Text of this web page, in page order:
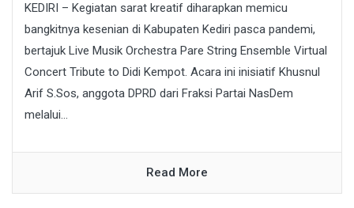
KEDIRI – Kegiatan sarat kreatif diharapkan memicu
bangkitnya kesenian di Kabupaten Kediri pasca pandemi,
bertajuk Live Musik Orchestra Pare String Ensemble Virtual
Concert Tribute to Didi Kempot. Acara ini inisiatif Khusnul
Arif S.Sos, anggota DPRD dari Fraksi Partai NasDem
melalui...
Read More